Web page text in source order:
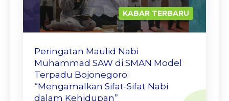
KABAR TERBARU
Peringatan Maulid Nabi
Muhammad SAW di SMAN Model
Terpadu Bojonegoro:
“Mengamalkan Sifat-Sifat Nabi
dalam Kehidupan”